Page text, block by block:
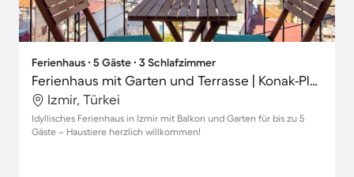
Ferienhaus ∙ 5 Gäste ∙ 3 Schlafzimmer
Ferienhaus mit Garten und Terrasse | Konak-Platz-Nähe | Haustiere erlaubt
Izmir, Türkei
Idyllisches Ferienhaus in Izmir mit Balkon und Garten für bis zu 5
Gäste – Haustiere herzlich willkommen!